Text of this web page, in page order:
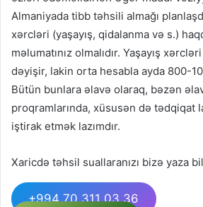
Almaniyada tibb təhsili almağı
xərcləri (yaşayış, qidalanma və s.)
məlumatınız olmalıdır. Yaşayış
dəyişir, lakin orta hesabla ayda 800-
Bütün bunlara əlavə olaraq, bəzən
proqramlarında, xüsusən də tədqiqat
iştirak etmək lazımdır.
Xaricdə təhsil suallaranızı bizə yaza
+994 70 311 03 36